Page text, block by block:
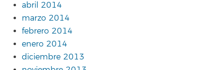
abril 2014
marzo 2014
febrero 2014
enero 2014
diciembre 2013